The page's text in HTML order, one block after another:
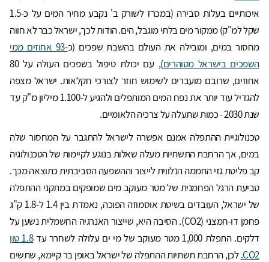
איכותיים בעלות סבירה (במכרז לשורק ב' נקבע מחיר המים על כ-1.5
שקל למ"ק) ממקור מים בלתי מוגבל, הים. הודות לכך, ישראל כבר לא חווה
מחסור במים, ומובילה את העולם בהשבת שפכים (כ
-93 אחוזים ממי
השפכים בישראל מטוהרים
), עם יכולת טיפול בשפכים העולה על 80
אחוזים, שרובם מועברים לשימוש חוזר לצורכי חקלאות. ישראל מצפה
להגדיל עוד יותר את נפח המים המותפלים ולהגיע ל-1.100 מיליון מ"ק עד
שנת 2030 - כמות שתעלה על צרכיה הלאומיים.
טכנולוגיית ההתפלה אמנם אפשרה לישראל להתגבר על המחסור שלה
במים, אך הרחבת התשתיות מעלה שאלות בנוגע לקיימות של הטכנולוגיה
קב פליטת גזי החממה הנלווית לייצור וההשפעה הסביבתית כתוצאה מכך.
טביעת הרגל הפחמנית של מטר מעוקב מים שמופקים במתקני ההתפלה
של ישראל, העובדים בשיטת אוסמוזה הפוכה, נאמדת בין 1.4 ל-1.8 ק"ג
פחמן דו-חמצני (CO2). הסיבה היא, שייצור האנרגיה החשמלית נשען על
דלקים. התפלת 1,000 מטר מעוקב של מי ים עלולה לשחרר עד
1.8 טון
CO2. לכן, הרחבת תשתיות ההתפלה של ישראל באופן בר קיימא, שתשים